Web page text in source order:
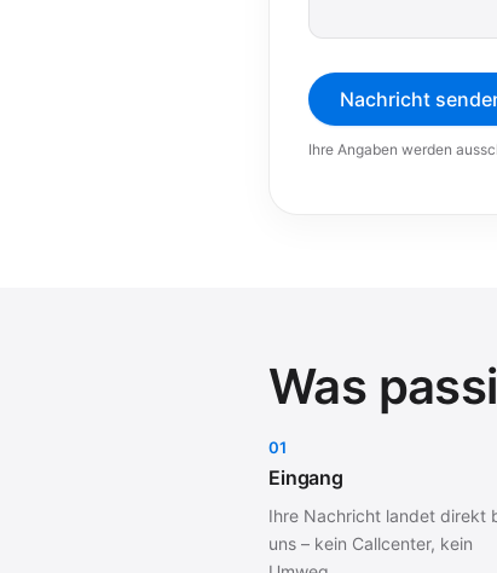
Nachricht
Ihre Angaben werden
Was
01
Eingang
Ihre Nachricht landet direkt
uns – kein Callcenter, kein